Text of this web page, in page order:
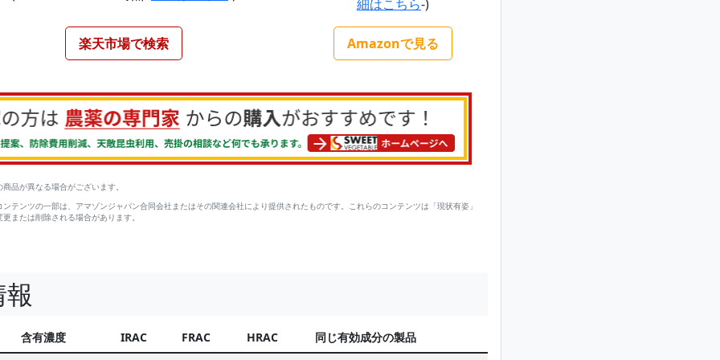
細はこちら-)
楽天市場で検索 Amazonで見る
品が異なる場合がございます。
テンツの一部は、アマゾンジャパン合同会社またはその関連会社により提供されたものです。これらのコンテンツは「現状有姿」
または削除される場合があります。
含有濃度 IRAC FRAC HRAC 同じ有効成分の製品